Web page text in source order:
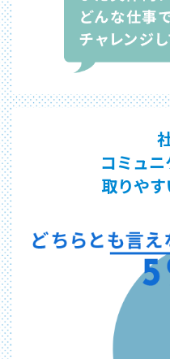
コミュ
取りや